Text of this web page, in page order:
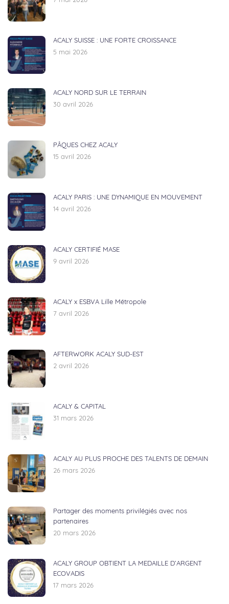
ACALY SUISSE : UNE FORTE CROISSANCE
5 mai 2026
ACALY NORD SUR LE TERRAIN
30 avril 2026
PÂQUES CHEZ ACALY
15 avril 2026
ACALY PARIS : UNE DYNAMIQUE EN MOUVEMENT
14 avril 2026
ACALY CERTIFIÉ MASE
9 avril 2026
ACALY x ESBVA Lille Métropole
7 avril 2026
AFTERWORK ACALY SUD-EST
2 avril 2026
ACALY & CAPITAL
31 mars 2026
ACALY AU PLUS PROCHE DES TALENTS DE DEMAIN
26 mars 2026
Partager des moments privilégiés avec nos
partenaires
20 mars 2026
ACALY GROUP OBTIENT LA MEDAILLE D’ARGENT
ECOVADIS
17 mars 2026